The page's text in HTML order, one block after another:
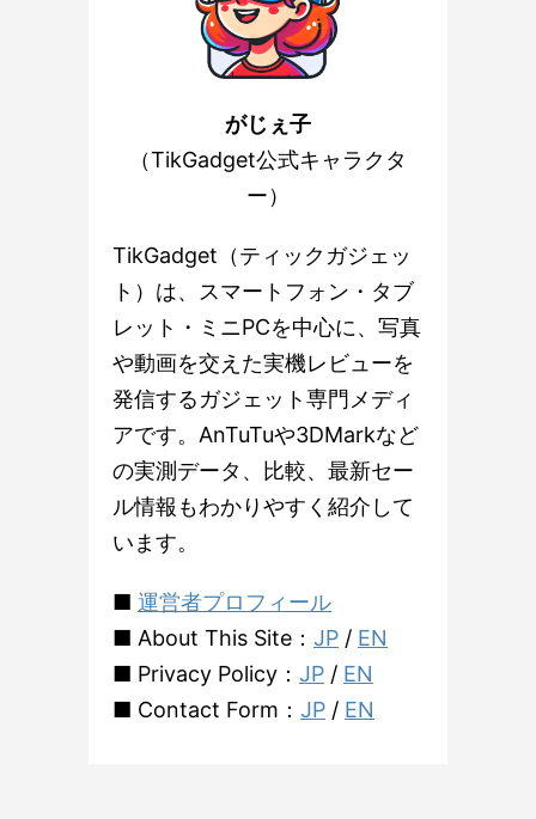
がじぇ子
（TikGadget公式キャラクタ
ー）
TikGadget（ティックガジェッ
ト）は、スマートフォン・タブ
レット・ミニPCを中心に、写真
や動画を交えた実機レビューを
発信するガジェット専門メディ
アです。AnTuTuや3DMarkなど
の実測データ、比較、最新セー
ル情報もわかりやすく紹介して
います。
■ 運営者プロフィール
■ About This Site： JP / EN
■ Privacy Policy： JP / EN
■ Contact Form： JP / EN